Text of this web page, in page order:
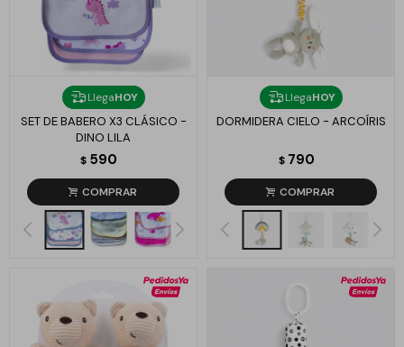
LlegaHOY
SET DE BABERO X3 CLÁSICO -
DINO LILA
$ 590
LlegaHOY
DORMIDERA CIELO - ARCOÍRIS
$ 790